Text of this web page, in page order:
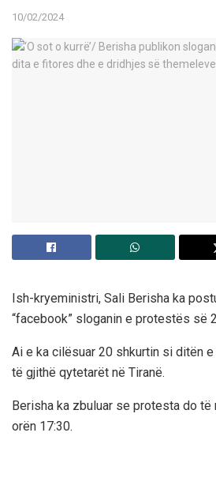
10/02/2024
Ish-kryeministri, Sali Berisha ka
“facebook” sloganin e protestës së
Ai e ka cilësuar 20 shkurtin si ditën
të gjithë qytetarët në Tiranë.
Berisha ka zbuluar se protesta do
orën 17:30.